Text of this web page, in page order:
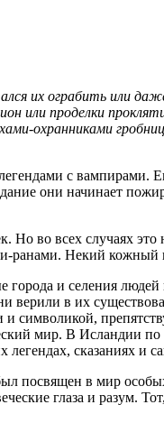
их ограбить или
или проделки
охранниками
с вампирами.
они начинает
во всех случаях
ранами. Некий кожный
и селения
в их
символикой,
мир. В Исландии по
легендах, сказаниях и
в мир
глаза и разум.